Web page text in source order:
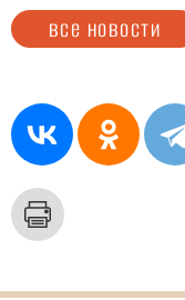
все новости